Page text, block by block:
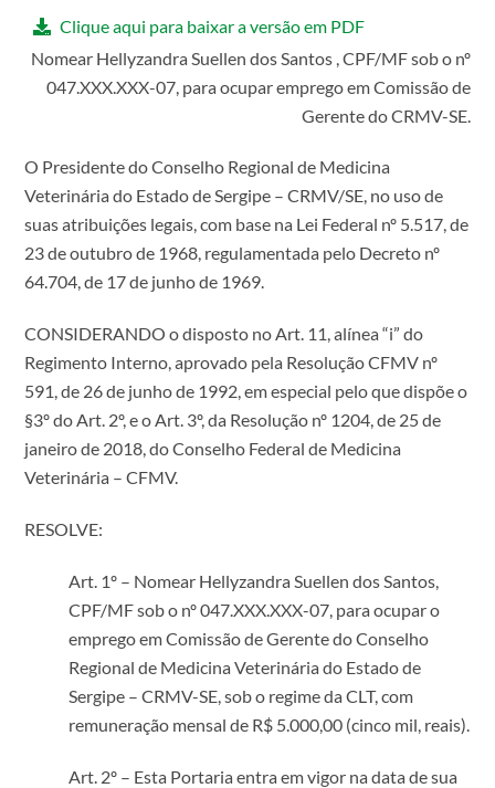
Clique aqui para baixar a versão em PDF
Nomear Hellyzandra Suellen dos Santos , CPF/MF sob o nº
047.XXX.XXX-07, para ocupar emprego em Comissão de
Gerente do CRMV-SE.
O Presidente do Conselho Regional de Medicina
Veterinária do Estado de Sergipe – CRMV/SE, no uso de
suas atribuições legais, com base na Lei Federal nº 5.517, de
23 de outubro de 1968, regulamentada pelo Decreto nº
64.704, de 17 de junho de 1969.
CONSIDERANDO o disposto no Art. 11, alínea “i” do
Regimento Interno, aprovado pela Resolução CFMV nº
591, de 26 de junho de 1992, em especial pelo que dispõe o
§3º do Art. 2º, e o Art. 3º, da Resolução nº 1204, de 25 de
janeiro de 2018, do Conselho Federal de Medicina
Veterinária – CFMV.
RESOLVE:
Art. 1º – Nomear Hellyzandra Suellen dos Santos,
CPF/MF sob o nº 047.XXX.XXX-07, para ocupar o
emprego em Comissão de Gerente do Conselho
Regional de Medicina Veterinária do Estado de
Sergipe – CRMV-SE, sob o regime da CLT, com
remuneração mensal de R$ 5.000,00 (cinco mil, reais).
Art. 2º – Esta Portaria entra em vigor na data de sua